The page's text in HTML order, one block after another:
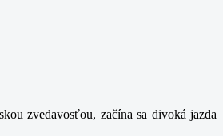
zvedavosťou, začína sa divoká jazda